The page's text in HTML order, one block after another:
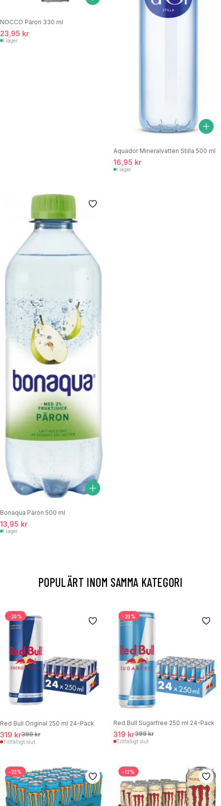
NOCCO Päron 330 ml
23,95 kr
I lager
Aquador Mineralvatten Stilla 500 ml
16,95 kr
I lager
Bonaqua Päron 500 ml
13,95 kr
I lager
POPULÄRT INOM SAMMA KATEGORI
-20%
Red Bull Original 250 ml 24-Pack
319 kr399 kr
Tillfälligt slut
-20%
Red Bull Sugarfree 250 ml 24-Pack
319 kr399 kr
Tillfälligt slut
-22% -12%